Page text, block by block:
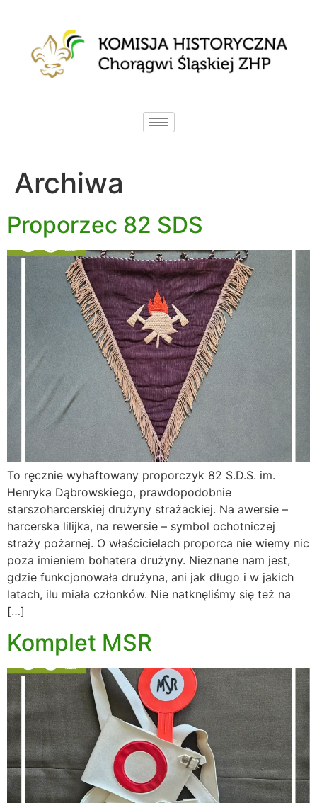
Archiwa
Proporzec 82 SDS
To ręcznie wyhaftowany proporczyk 82 S.D.S. im.
Henryka Dąbrowskiego, prawdopodobnie
starszoharcerskiej drużyny strażackiej. Na awersie –
harcerska lilijka, na rewersie – symbol ochotniczej
straży pożarnej. O właścicielach proporca nie wiemy nic
poza imieniem bohatera drużyny. Nieznane nam jest,
gdzie funkcjonowała drużyna, ani jak długo i w jakich
latach, ilu miała członków. Nie natknęliśmy się też na
[…]
Komplet MSR